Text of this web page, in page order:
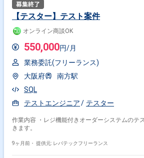
【テスター】テスト案件
オンライン商談OK
550,000円/月
業務委託(フリーランス)
大阪府
南方駅
SQL
テストエンジニア
テスター
作業内容 ・レジ機能付きオーダーシステムのテ
きます。
9ヶ月前・ 提供元: レバテックフリーランス